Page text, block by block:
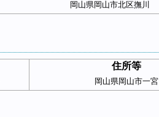
岡山県岡山市北区撫川
住所等
岡山県岡山市一宮